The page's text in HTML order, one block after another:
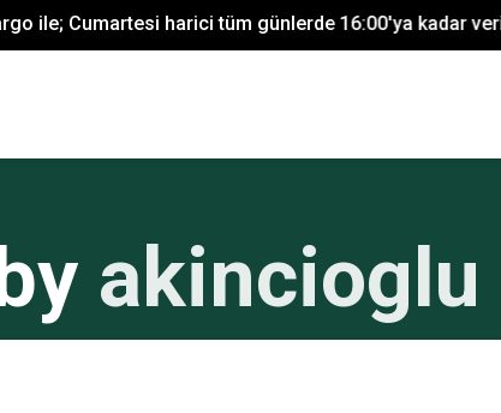
ile; Cumartesi harici tüm günlerde 16:00'ya kadar
akincioglu